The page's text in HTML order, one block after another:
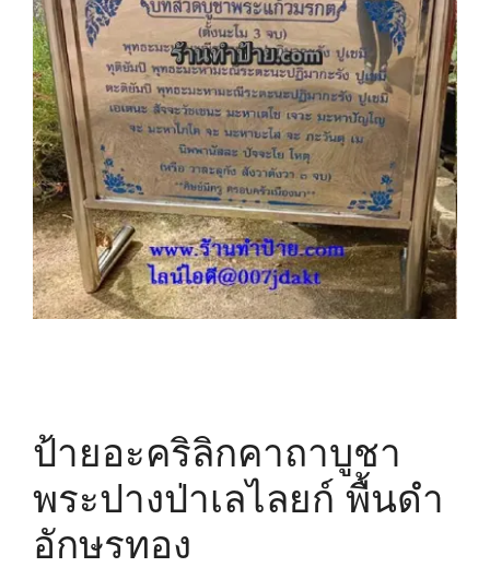
ป้ายอะคริลิกคาถาบูชา
พระปางป่าเลไลยก์ พื้นดำ
อักษรทอง